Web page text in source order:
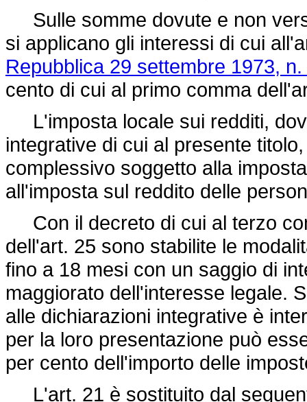
Sulle somme dovute e non
si applicano gli interessi di cui
Repubblica 29 settembre 1973,
cento di cui al primo comma
L'imposta locale sui redditi,
integrative di cui al presente
complessivo soggetto alla
all'imposta sul reddito delle
Con il decreto di cui al terzo
dell'art. 25 sono stabilite le
fino a 18 mesi con un saggio di
maggiorato dell'interesse legale.
alle dichiarazioni integrative è
per la loro presentazione può
per cento dell'importo delle
L'art. 21 è sostituito dal